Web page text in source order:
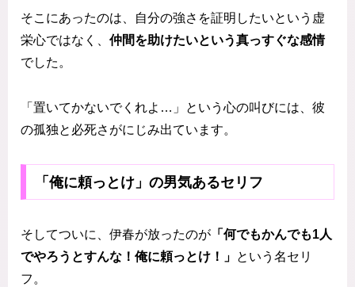
そこにあったのは、自分の強さを証明したいという虚
栄心ではなく、 仲間を助けたいという真っすぐな感情
でした。
「置いてかないでくれよ…」という心の叫びには、彼
の孤独と必死さがにじみ出ています。
「俺に頼っとけ」の男気あるセリフ
そしてついに、伊春が放ったのが 「何でもかんでも1人
でやろうとすんな！俺に頼っとけ！」 という名セリ
フ。